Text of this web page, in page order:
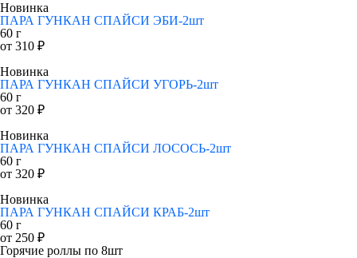
Новинка
ПАРА ГУНКАН СПАЙСИ ЭБИ-2шт
60 г
от 310 ₽
Новинка
ПАРА ГУНКАН СПАЙСИ УГОРЬ-2шт
60 г
от 320 ₽
Новинка
ПАРА ГУНКАН СПАЙСИ ЛОСОСЬ-2шт
60 г
от 320 ₽
Новинка
ПАРА ГУНКАН СПАЙСИ КРАБ-2шт
60 г
от 250 ₽
Горячие роллы по 8шт